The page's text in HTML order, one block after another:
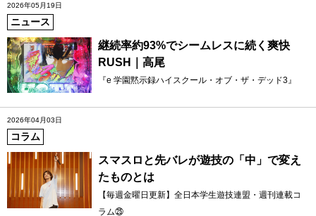
2026年05月19日
ニュース
継続率約93%でシームレスに続く爽快
RUSH｜高尾
『e 学園黙示録ハイスクール・オブ・ザ・デッド3』
2026年04月03日
コラム
スマスロと先バレが遊技の「中」で変え
たものとは
【毎週金曜日更新】全日本学生遊技連盟・週刊連載コ
ラム㉕